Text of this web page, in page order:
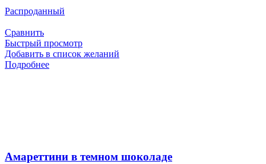
Распроданный
Сравнить
Быстрый просмотр
Добавить в список желаний
Подробнее
Амареттини в темном шоколаде